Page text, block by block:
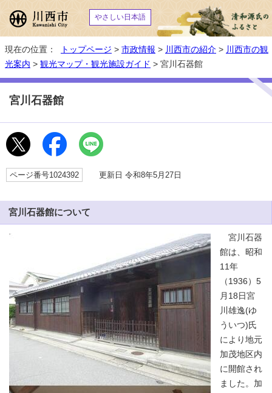
やさしい日本語
現在の位置： トップページ > 市政情報 > 川西市の紹介 > 川西市の観
光案内 > 観光マップ・観光施設ガイド > 宮川石器館
宮川石器館
ページ番号1024392 更新日 令和8年5月27日
宮川石器館について
宮川石器
館は、昭和
11年
（1936）5
月18日宮
川雄逸(ゆ
ういつ)氏
により地元
加茂地区内
に開館され
ました。加